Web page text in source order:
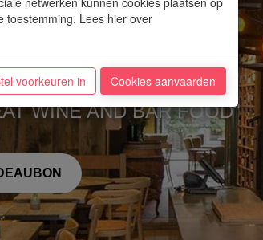
WINE AND BAR FOOD"
toestemming. Lees hier over
voorkeuren in Cookies aanvaarden